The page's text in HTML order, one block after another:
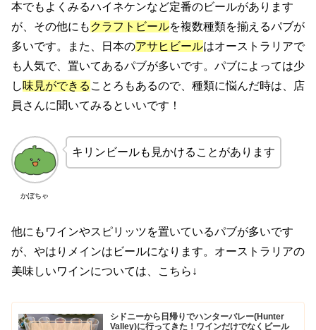
本でもよくみるハイネケンなど定番のビールがあります
が、その他にも クラフトビールを複数種類を揃えるパブが
多いです。また、日本のアサヒビールはオーストラリアで
も人気で、置いてあるパブが多いです。パブによっては少
し味見ができる ことろもあるので、種類に悩んだ時は、店
員さんに聞いてみるといいです！
かぼちゃ
キリンビールも見かけることがあります
他にもワインやスピリッツを置いているパブが多いです
が、やはりメインはビールになります。オーストラリアの
美味しいワインについては、こちら↓
シドニーから日帰りでハンターバレー(Hunter
Valley)に行ってきた！ワインだけでなくビール